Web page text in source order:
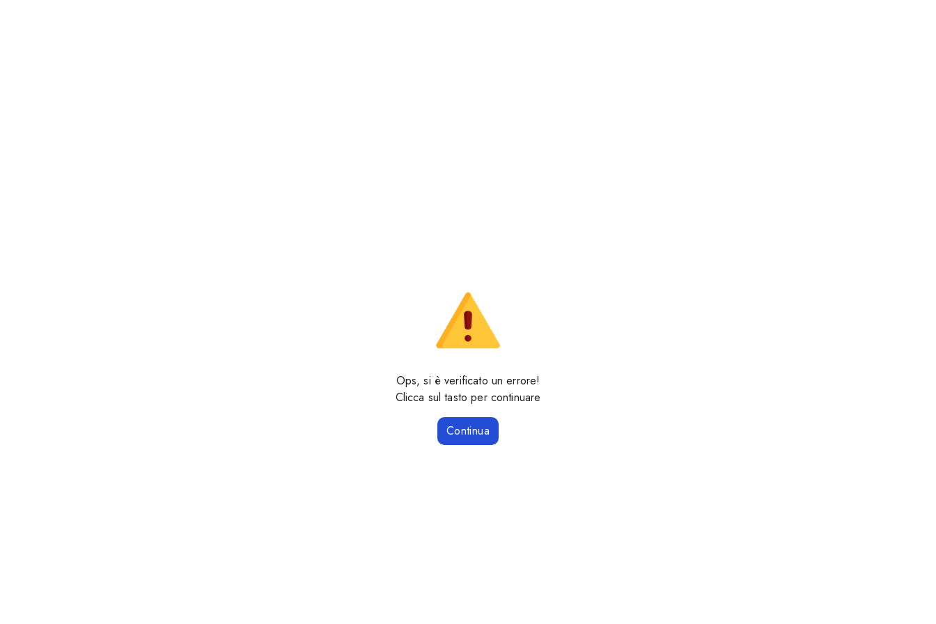
Ops, si è verificato un errore!
Clicca sul tasto per continuare
Continua